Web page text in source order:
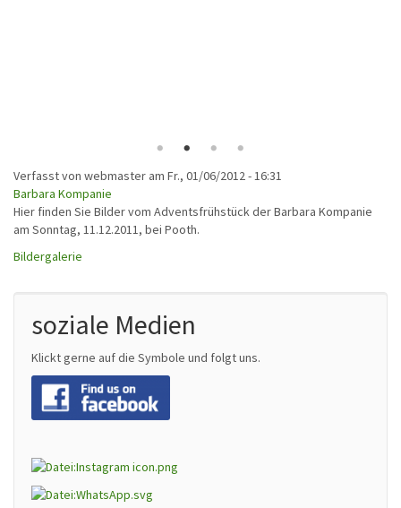
Verfasst von webmaster am Fr., 01/06/2012 - 16:31
Barbara Kompanie
Hier finden Sie Bilder vom Adventsfrühstück der Barbara Kompanie
am Sonntag, 11.12.2011, bei Pooth.
Bildergalerie
soziale Medien
Klickt gerne auf die Symbole und folgt uns.